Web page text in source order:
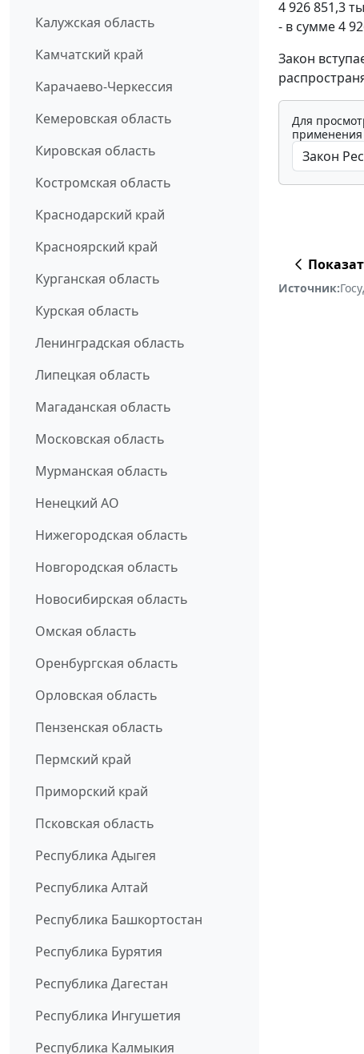
Калужская область
Камчатский край
Карачаево-Черкессия
Кемеровская область
Кировская область
Костромская область
Краснодарский край
Красноярский край
Курганская область
Курская область
Ленинградская область
Липецкая область
Магаданская область
Московская область
Мурманская область
Ненецкий АО
Нижегородская область
Новгородская область
Новосибирская область
Омская область
Оренбургская область
Орловская область
Пензенская область
Пермский край
Приморский край
Псковская область
Республика Адыгея
Республика Алтай
Республика Башкортостан
Республика Бурятия
Республика Дагестан
Республика Ингушетия
Республика Калмыкия
4 926 851,3
- в сумме 4
Закон
Для
применения
Источник: